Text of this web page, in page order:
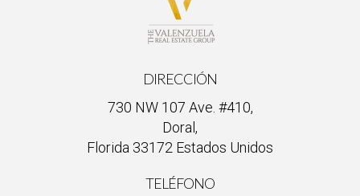
DIRECCIÓN
730 NW 107 Ave. #410,
Doral,
Florida 33172 Estados Unidos
TELÉFONO